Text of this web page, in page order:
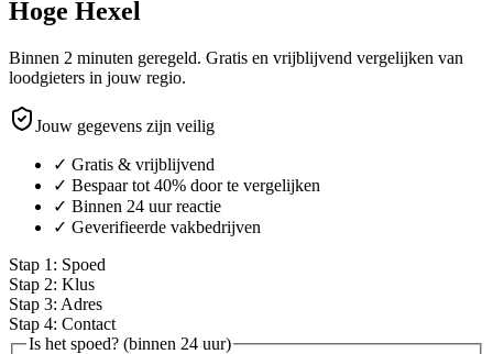
Hoge Hexel
Binnen 2 minuten geregeld. Gratis en vrijblijvend vergelijken van
loodgieters in jouw regio.
Jouw gegevens zijn veilig
✓ Gratis & vrijblijvend
✓ Bespaar tot 40% door te vergelijken
✓ Binnen 24 uur reactie
✓ Geverifieerde vakbedrijven
Stap 1 : Spoed
Stap 2: Klus
Stap 3: Adres
Stap 4: Contact
Is het spoed? (binnen 24 uur)